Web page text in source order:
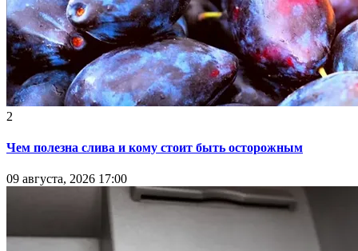
2
Чем полезна слива и кому стоит быть осторожным
09 августа, 2026 17:00